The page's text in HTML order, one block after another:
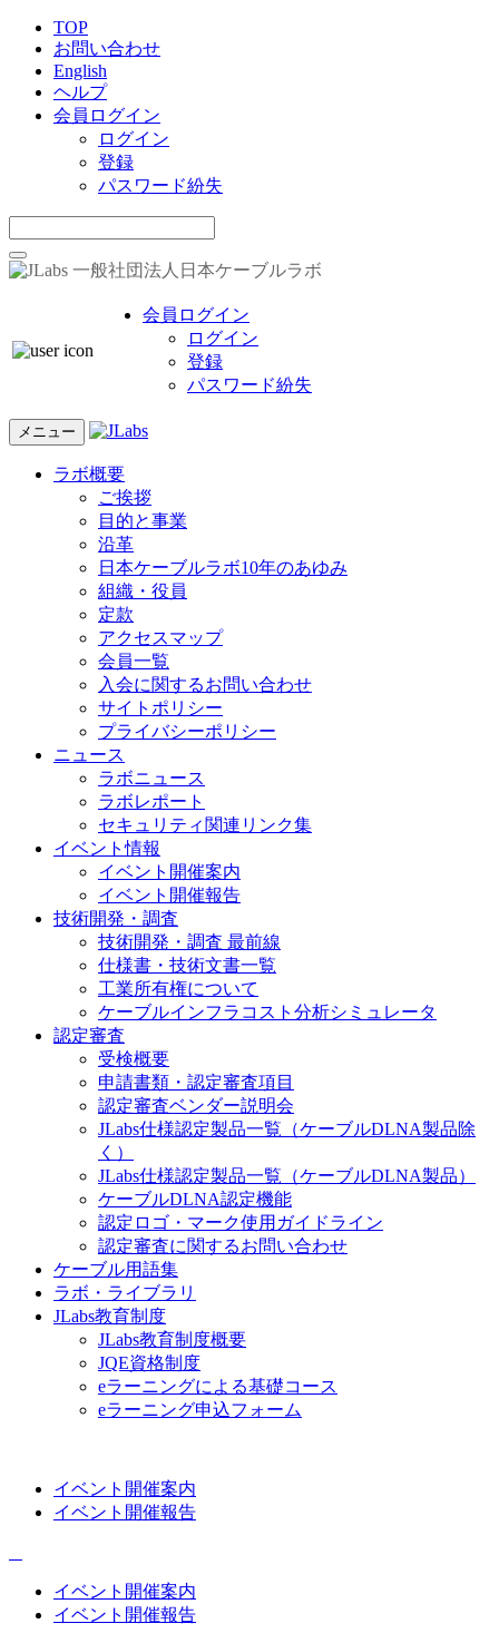
TOP
お問い合わせ
English
ヘルプ
会員ログイン
ログイン
登録
パスワード紛失
一般社団法人日本ケーブルラボ
会員ログイン
ログイン
登録
パスワード紛失
メニュー
ラボ概要
ご挨拶
目的と事業
沿革
日本ケーブルラボ10年のあゆみ
組織・役員
定款
アクセスマップ
会員一覧
入会に関するお問い合わせ
サイトポリシー
プライバシーポリシー
ニュース
ラボニュース
ラボレポート
セキュリティ関連リンク集
イベント情報
イベント開催案内
イベント開催報告
技術開発・調査
技術開発・調査 最前線
仕様書・技術文書一覧
工業所有権について
ケーブルインフラコスト分析シミュレータ
認定審査
受検概要
申請書類・認定審査項目
認定審査ベンダー説明会
JLabs仕様認定製品一覧（ケーブルDLNA製品除
く）
JLabs仕様認定製品一覧（ケーブルDLNA製品）
ケーブルDLNA認定機能
認定ロゴ・マーク使用ガイドライン
認定審査に関するお問い合わせ
ケーブル用語集
ラボ・ライブラリ
JLabs教育制度
JLabs教育制度概要
JQE資格制度
eラーニングによる基礎コース
eラーニング申込フォーム
イベント開催案内
イベント開催報告
イベント開催案内
イベント開催報告